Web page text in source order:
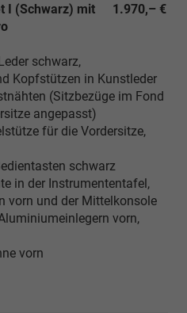
1.970,– €
I (Schwarz) mit
schwarz,
Kopfstützen in Kunstleder
(Sitzbezüge im Fond
angepasst)
für die Vordersitze,
schwarz
in der Instrumententafel,
vorn und der Mittelkonsole
vorn,
vorn